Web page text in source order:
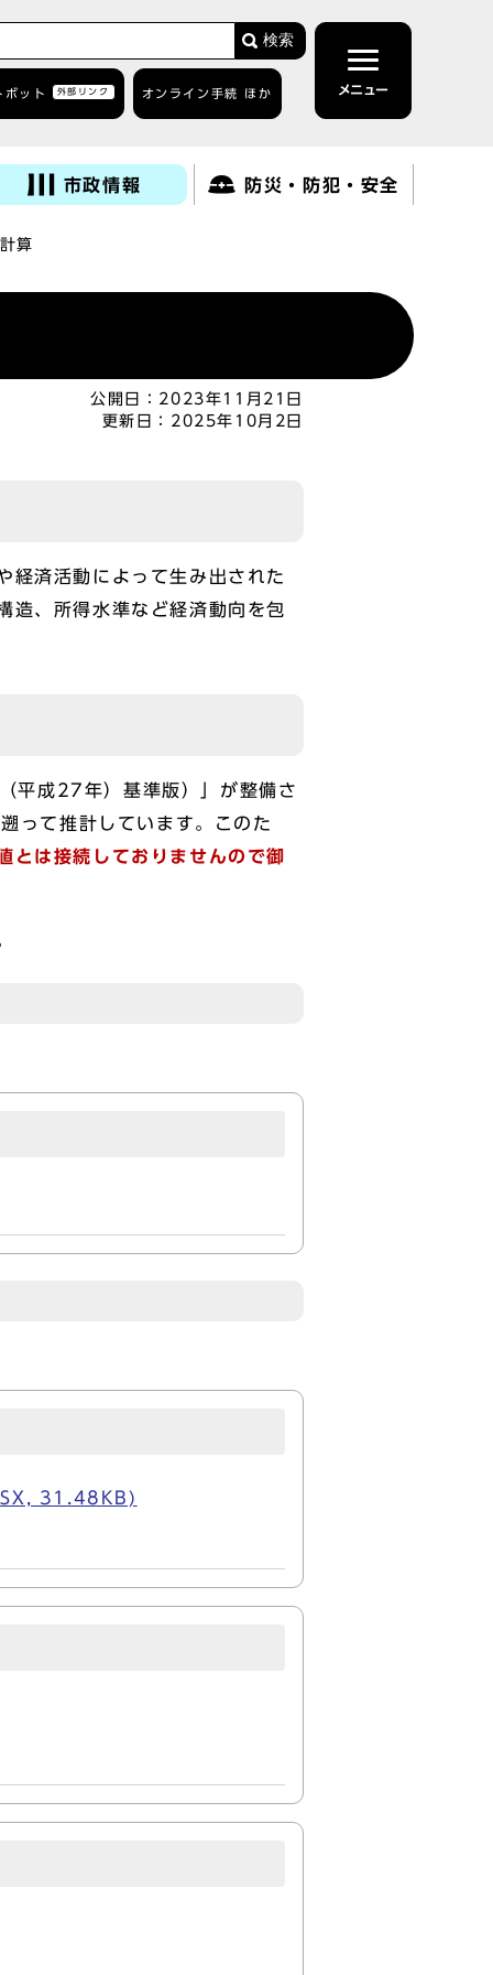
検索
ボット 外部リンク オンライン手続 ほか メニュー
市政情報 防災・防犯・安全
算
公開日： 2023年11月21日
更新日： 2025年10月2日
済活動によって生み出された
造、所得水準など経済動向を包
成27年）基準版）」が整備さ
って推計しています。このた
とは接続しておりませんので御
31.48KB)